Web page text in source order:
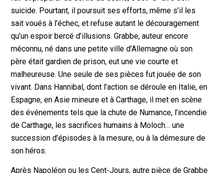
suicide. Pourtant, il poursuit ses efforts, même s’il les
sait voués à l’échec, et refuse autant le découragement
qu’un espoir bercé d’illusions. Grabbe, auteur encore
méconnu, né dans une petite ville d’Allemagne où son
père était gardien de prison, eut une vie courte et
malheureuse. Une seule de ses pièces fut jouée de son
vivant. Dans Hannibal, dont l’action se déroule en Italie, en
Espagne, en Asie mineure et à Carthage, il met en scène
des événements tels que la chute de Numance, l’incendie
de Carthage, les sacrifices humains à Moloch… une
succession d’épisodes à la mesure, ou à la démesure de
son héros.
Après Napoléon ou les Cent-Jours, autre pièce de Grabbe